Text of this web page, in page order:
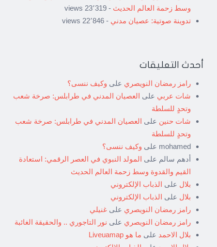
وسط زحمة العالم الحديث - 23٬319 views
تدوينة صوتية: عصيان مدني - 22٬846 views
أحدث التعليقات
رامز رمضان النويصري على وكيف ننسى؟
شات عربي على العصيان المدني في طرابلس: صرخة شعب
وتحدٍ للسلطة
شات حنين على العصيان المدني في طرابلس: صرخة شعب
وتحدٍ للسلطة
mohamed على وكيف ننسى؟
أدهم سالم على المولد النبوي في العصر الرقمي: استعادة
القيم والقدوة وسط زحمة العالم الحديث
بلال على الذباب الإلكتروني
بلال على الذباب الإلكتروني
رامز رمضان النويصري على غنيلي
رامز رمضان النويصري على نور التاجوري .. والحقيقة الغائبة
بلال الاحمد على ما هو Liveuamap